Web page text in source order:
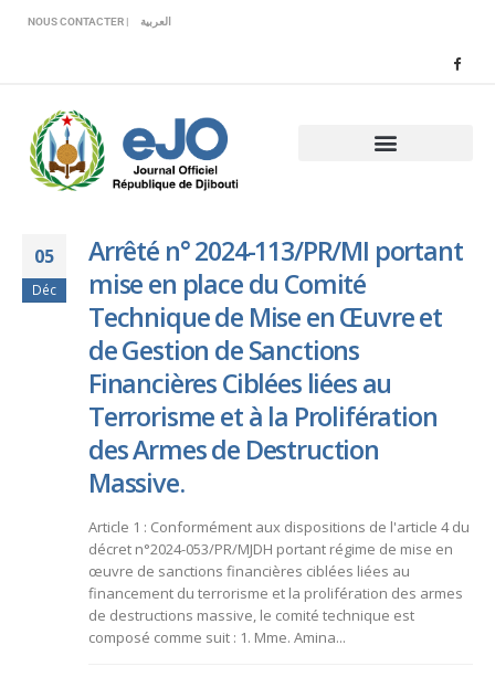
comprend
système
NOUS CONTACTER | العربية
05
Déc
Arrêté n° 2024-113/PR/MI portant
mise en place du Comité
Technique de Mise en Œuvre et
de Gestion de Sanctions
Financières Ciblées liées au
Terrorisme et à la Prolifération
des Armes de Destruction
Massive.
Article 1 : Conformément aux dispositions de l'article 4 du
décret n°2024-053/PR/MJDH portant régime de mise en
œuvre de sanctions financières ciblées liées au
financement du terrorisme et la prolifération des armes
de destructions massive, le comité technique est
composé comme suit : 1. Mme. Amina...